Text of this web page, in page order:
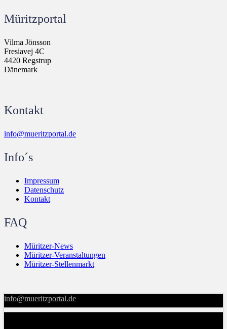
Müritzportal
Vilma Jönsson
Fresiavej 4C
4420 Regstrup
Dänemark
Kontakt
info@mueritzportal.de
Info´s
Impressum
Datenschutz
Kontakt
FAQ
Müritzer-News
Müritzer-Veranstaltungen
Müritzer-Stellenmarkt
info@mueritzportal.de